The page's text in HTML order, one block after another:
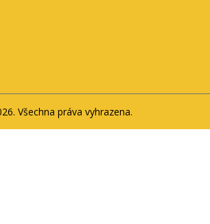
Všechna práva vyhrazena.